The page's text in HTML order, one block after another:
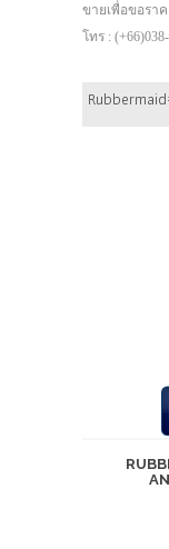
ขายเพื่อขอรา
โทร :